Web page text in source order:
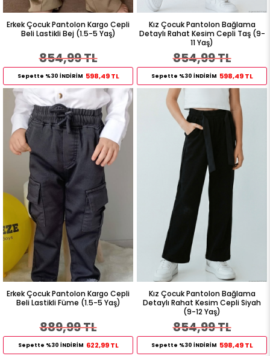
Erkek Çocuk Pantolon Kargo Cepli
Beli Lastikli Bej (1.5-5 Yaş)
854,99 TL
Sepette %30 İNDİRİM 598,49 TL
Kız Çocuk Pantolon Bağlama
Detaylı Rahat Kesim Cepli Taş (9-
11 Yaş)
854,99 TL
Sepette %30 İNDİRİM 598,49 TL
Erkek Çocuk Pantolon Kargo Cepli
Beli Lastikli Füme (1.5-5 Yaş)
889,99 TL
Sepette %30 İNDİRİM 622,99 TL
Kız Çocuk Pantolon Bağlama
Detaylı Rahat Kesim Cepli Siyah
(9-12 Yaş)
854,99 TL
Sepette %30 İNDİRİM 598,49 TL